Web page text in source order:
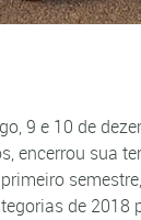
9 e 10 de
encerrou sua
de